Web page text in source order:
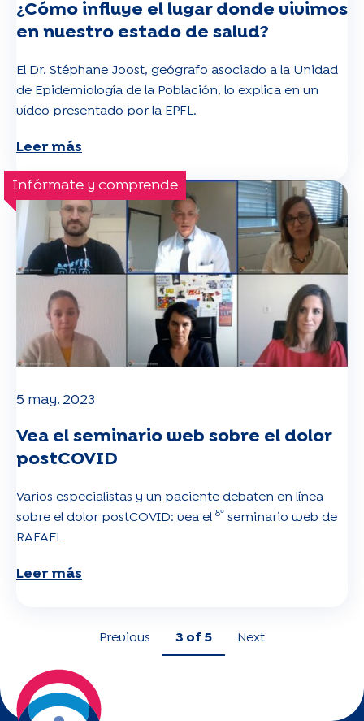
¿Cómo influye el lugar donde vivimos
en nuestro estado de salud?
El Dr. Stéphane Joost, geógrafo asociado a la Unidad
de Epidemiología de la Población, lo explica en un
vídeo presentado por la EPFL.
Leer más
Infórmate y comprende
5 may. 2023
Vea el seminario web sobre el dolor
postCOVID
Varios especialistas y un paciente debaten en línea
sobre el dolor postCOVID: vea el
8º seminario web de
RAFAEL
Leer más
Previous 3 of 5 Next